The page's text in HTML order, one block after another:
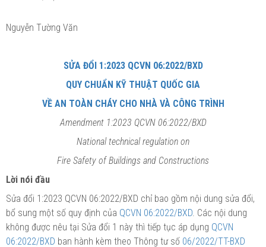
Nguyễn Tường Văn
SỬA ĐỔI 1:2023 QCVN 06:2022/BXD
QUY CHUẨN KỸ THUẬT QUỐC GIA
VỀ AN TOÀN CHÁY CHO NHÀ VÀ CÔNG TRÌNH
Amendment 1:2023 QCVN 06:2022/BXD
National technical regulation on
Fire Safety of Buildings and Constructions
Lời nói đầu
Sửa đổi 1:2023 QCVN 06:2022/BXD chỉ bao gồm nội dung sửa đổi,
bổ sung một số quy định của QCVN 06:2022/BXD . Các nội dung
không được nêu tại Sửa đổi 1 này thì tiếp tục áp dụng QCVN
06:2022/BXD ban hành kèm theo Thông tư số 06/2022/TT-BXD